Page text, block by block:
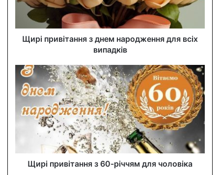
Щирі привітання з днем народження для всіх
випадків
Щирі привітання з 60-річчям для чоловіка